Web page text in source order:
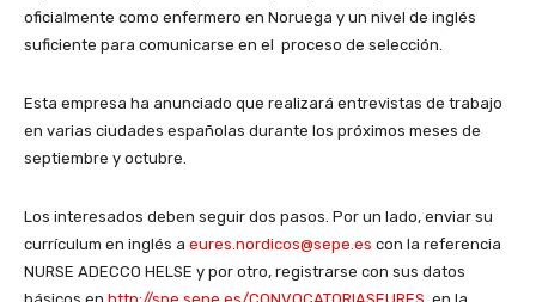
oficialmente como enfermero en Noruega y un nivel de inglés
suficiente para comunicarse en el proceso de selección.
Esta empresa ha anunciado que realizará entrevistas de trabajo
en varias ciudades españolas durante los próximos meses de
septiembre y octubre.
Los interesados deben seguir dos pasos. Por un lado, enviar su
currículum en inglés a eures.nordicos@sepe.es con la referencia
NURSE ADECCO HELSE y por otro, registrarse con sus datos
básicos en http://spe.sepe.es/CONVOCATORIASEURES, en la